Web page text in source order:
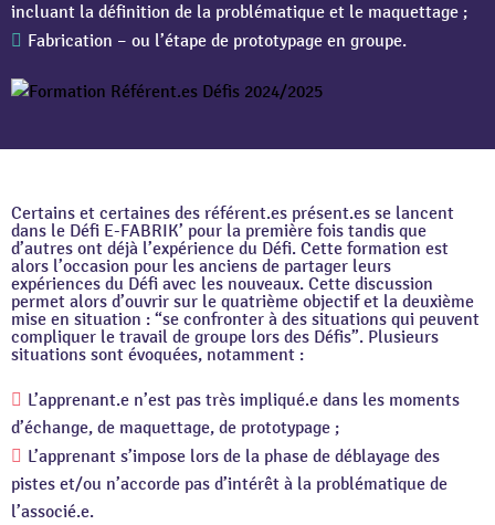
incluant la définition de la problématique et le maquettage ;
Fabrication – ou l’étape de prototypage en groupe.
Certains et certaines des référent.es présent.es se lancent
dans le Défi E-FABRIK’ pour la première fois tandis que
d’autres ont déjà l’expérience du Défi. Cette formation est
alors l’occasion pour les anciens de partager leurs
expériences du Défi avec les nouveaux. Cette discussion
permet alors d’ouvrir sur le quatrième objectif et la deuxième
mise en situation : “se confronter à des situations qui peuvent
compliquer le travail de groupe lors des Défis”. Plusieurs
situations sont évoquées, notamment :
L’apprenant.e n’est pas très impliqué.e dans les moments
d’échange, de maquettage, de prototypage ;
L’apprenant s’impose lors de la phase de déblayage des
pistes et/ou n’accorde pas d’intérêt à la problématique de
l’associé.e.